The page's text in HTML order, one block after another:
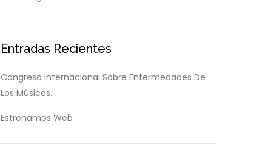
Entradas Recientes
Congreso Internacional Sobre Enfermedades De
Los Músicos.
Estrenamos Web